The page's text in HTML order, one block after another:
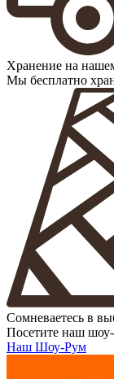
Хранение на
Мы бесплатно
Сомневаетесь в
Посетите наш
Наш Шоу-Рум